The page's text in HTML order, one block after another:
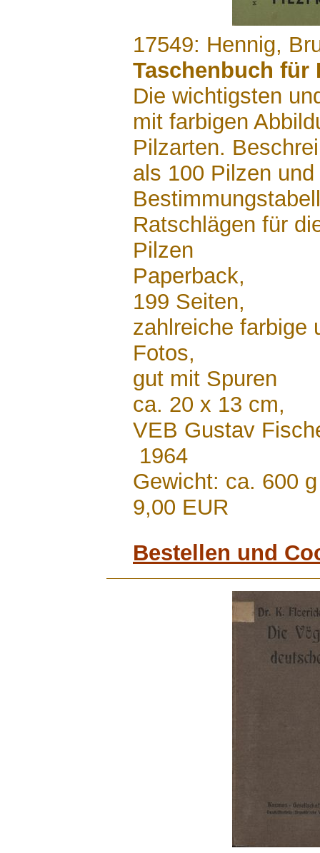
17549: Hennig,
Taschenbuch für
Die wichtigsten
mit farbigen
Pilzarten.
als 100 Pilzen und
Ratschlägen für
Pilzen
Paperback,
199 Seiten,
zahlreiche farbige
Fotos,
gut mit Spuren
ca. 20 x 13 cm,
VEB Gustav
1964
Gewicht: ca. 600 g
9,00 EUR
Bestellen und